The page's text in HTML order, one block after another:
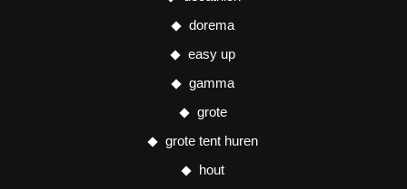
dorema
easy up
gamma
grote
grote tent huren
hout